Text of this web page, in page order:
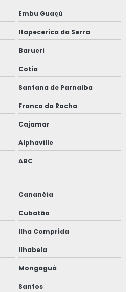
Embu Guaçú
Itapecerica da Serra
Barueri
Cotia
Santana de Parnaíba
Franco da Rocha
Cajamar
Alphaville
ABC
Cananéia
Cubatão
Ilha Comprida
Ilhabela
Mongaguá
Santos